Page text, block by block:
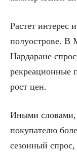
Растет интерес
полуострове. В
Нардаране
рекреационные
рост цен.
Иными словами,
покупателю
сезонный